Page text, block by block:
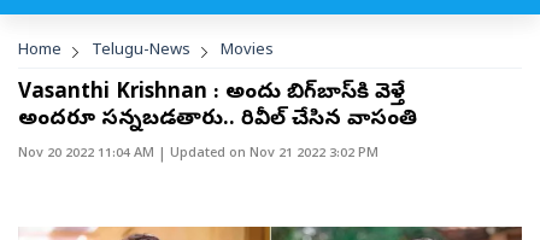
Breadcrumb
Home Telugu-News Movies
Vasanthi Krishnan : అందుకే బిగ్‌బాస్‌కి వెళ్తే
అందరూ సన్నబడతారు.. రివీల్‌ చేసిన వాసంతి
Nov 20 2022 11:04 AM | Updated on Nov 21 2022 3:02 PM